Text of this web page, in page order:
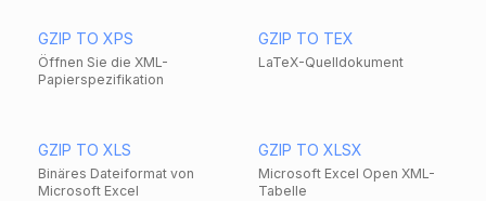
GZIP TO XPS
Öffnen Sie die XML-
Papierspezifikation
GZIP TO TEX
LaTeX-Quelldokument
GZIP TO XLS
Binäres Dateiformat von
Microsoft Excel
GZIP TO XLSX
Microsoft Excel Open XML-
Tabelle